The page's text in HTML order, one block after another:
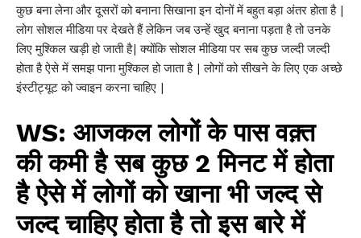
कुछ बना लेना और दूसरों को बनाना सिखाना इन दोनों में बहुत बड़ा अंतर होता है |
लोग सोशल मीडिया पर देखते हैं लेकिन जब उन्हें खुद बनाना पड़ता है तो उनके
लिए मुश्किल खड़ी हो जाती है| क्योंकि सोशल मीडिया पर सब कुछ जल्दी जल्दी
होता है ऐसे में समझ पाना मुश्किल हो जाता है | लोगों को सीखने के लिए एक अच्छे
इंस्टीट्यूट को ज्वाइन करना चाहिए |
WS: आजकल लोगों के पास वक़्त
की कमी है सब कुछ 2 मिनट में होता
है ऐसे में लोगों को खाना भी जल्द से
जल्द चाहिए होता है तो इस बारे में